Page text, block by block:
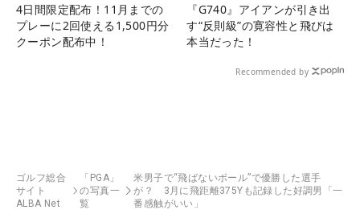
4日間限定配布！11月までの
プレーに2回使える1,500円分
クーポン配布中！
『G740』アイアンが引き出
す“反則級”の寛容性と飛びは
本当だった！
Recommended by
ゴルフ総合
サイト
ALBA Net
「PGA」
の写真一
覧
米男子で“飛ばないボール”で優勝した選手
が？ 3月に飛距離375Yも記録した好調男「一
番感触がいい」